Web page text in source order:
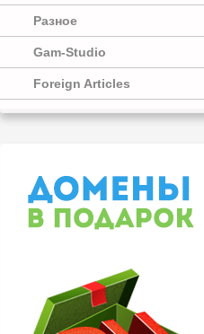
Разное
Gam-Studio
Foreign Articles